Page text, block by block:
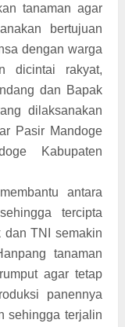
tanaman agar
bertujuan
dengan warga
dicintai rakyat,
dan Bapak
dilaksanakan
Pasir Mandoge
Kabupaten
antara
tercipta
dan TNI semakin
tanaman
agar tetap
panennya
sehingga terjalin